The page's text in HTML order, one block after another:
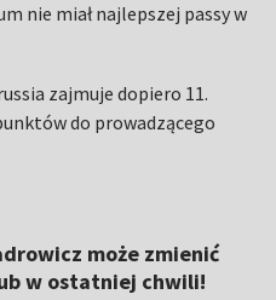
nie miał najlepszej passy w
zajmuje dopiero 11.
do prowadzącego
może zmienić
w ostatniej chwili!